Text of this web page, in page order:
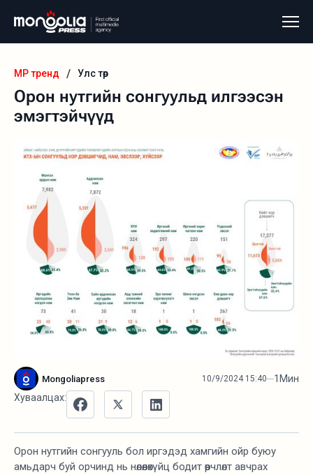
MP тренд / Улс төр
Орон нутгийн сонгуульд илгээсэн
эмэгтэйчүүд
Mongoliapress 10/9/2024 15:40 1 Мин
Хуваалцах:
Орон нутгийн сонгууль бол иргэдэд хамгийн ойр буюу
амьдарч буй орчинд нь нөлөөлөхүйц бодит өөрчлөлт авчрах